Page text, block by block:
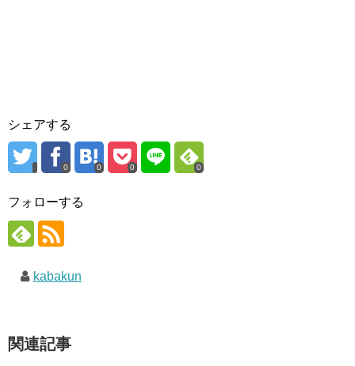
シェアする
0 0 0 0
フォローする
kabakun
関連記事